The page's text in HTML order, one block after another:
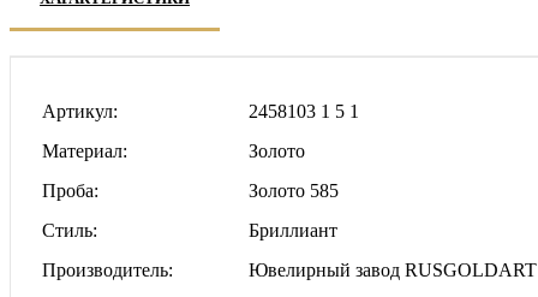
Артикул
2458103 1 5 1
Материал
Золото
Проба
Золото 585
Стиль
Бриллиант
Производитель
Ювелирный завод RUSGOLDART